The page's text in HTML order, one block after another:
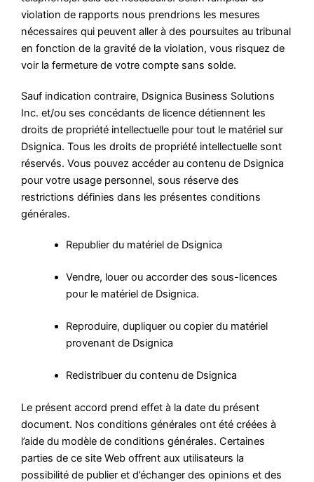
violation de rapports nous prendrions les mesures
nécessaires qui peuvent aller à des poursuites au tribunal
en fonction de la gravité de la violation, vous risquez de
voir la fermeture de votre compte sans solde.
Sauf indication contraire, Dsignica Business Solutions
Inc. et/ou ses concédants de licence détiennent les
droits de propriété intellectuelle pour tout le matériel sur
Dsignica. Tous les droits de propriété intellectuelle sont
réservés. Vous pouvez accéder au contenu de Dsignica
pour votre usage personnel, sous réserve des
restrictions définies dans les présentes conditions
générales.
Republier du matériel de Dsignica
Vendre, louer ou accorder des sous-licences
pour le matériel de Dsignica.
Reproduire, dupliquer ou copier du matériel
provenant de Dsignica
Redistribuer du contenu de Dsignica
Le présent accord prend effet à la date du présent
document. Nos conditions générales ont été créées à
l’aide du modèle de conditions générales. Certaines
parties de ce site Web offrent aux utilisateurs la
possibilité de publier et d’échanger des opinions et des